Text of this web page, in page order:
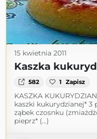
15 kwietnia 2011
Kaszka
582 1 Zapisz
KASZKA
kaszki kukurydzianej*
ząbek czosnku
pieprz* (...)